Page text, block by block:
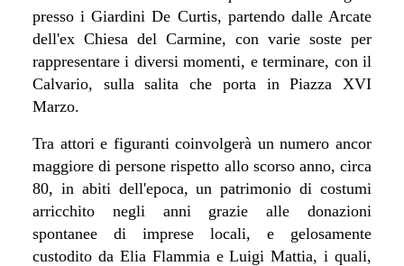
presso i Giardini De Curtis, partendo dalle Arcate
dell'ex Chiesa del Carmine, con varie soste per
rappresentare i diversi momenti, e terminare, con il
Calvario, sulla salita che porta in Piazza XVI
Marzo.
Tra attori e figuranti coinvolgerà un numero ancor
maggiore di persone rispetto allo scorso anno, circa
80, in abiti dell'epoca, un patrimonio di costumi
arricchito negli anni grazie alle donazioni
spontanee di imprese locali, e gelosamente
custodito da Elia Flammia e Luigi Mattia, i quali,